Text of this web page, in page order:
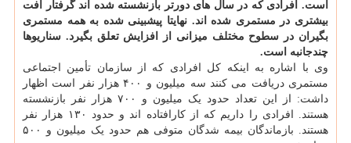
است. افرادی که در سال های دورتر بازنشسته شده اند گرفتار افت
بیشتری در مستمری شده اند. نهایتا پیشبینی شده به همه مستمری
بگیران در سطوح مختلف میزانی از افزایش تعلق بگیرد. سناریوها
چندجانبه است.
وی با اشاره به اینکه کل افرادی که از سازمان تأمین اجتماعی
مستمری دریافت می کنند سه میلیون و ۴۰۰ هزار نفر است اظهار
داشت: از این تعداد حدود یک میلیون و ۷۰۰ هزار نفر بازنشسته
هستند. افرادی را داریم که از کارافتاده اند و حدود ۱۳۰ هزار نفر
هستند. بازماندگان بیمه شدگان متوفی هم حدود یک میلیون و ۵۰۰